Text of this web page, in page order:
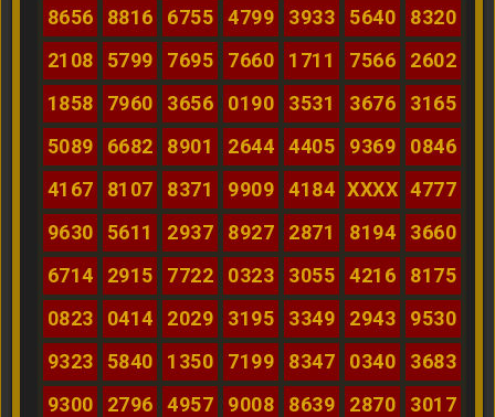
8656
8816 6755 4799 3933 5640
8320
2108
5799 7695 7660 1711 7566
2602
1858
7960 3656 0190 3531 3676
3165
5089
6682 8901 2644 4405 9369
0846
4167
8107 8371 9909 4184 XXXX 4777
9630
5611 2937 8927 2871 8194
3660
6714
2915 7722 0323 3055 4216
8175
0823
0414 2029 3195 3349 2943
9530
9323
5840 1350 7199 8347 0340
3683
9300
2796 4957 9008 8639 2870
3017